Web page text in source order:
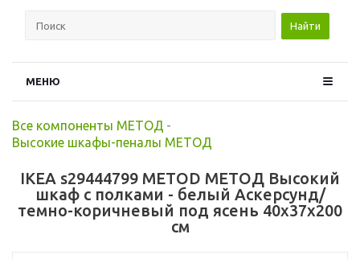
Найти
МЕНЮ
Все компоненты МЕТОД -
Высокие шкафы-пеналы МЕТОД
IKEA s29444799 METOD МЕТОД Высокий
шкаф с полками - белый Аскерсунд/
темно-коричневый под ясень 40x37x200
см